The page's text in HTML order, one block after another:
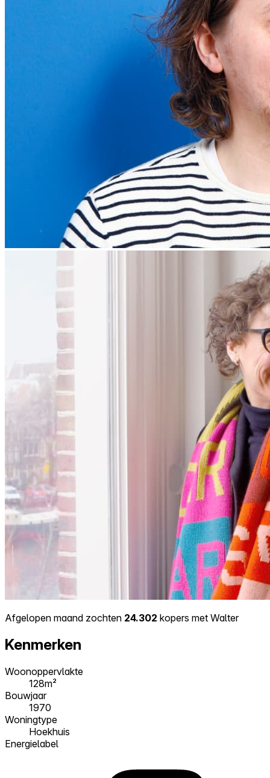
Afgelopen maand zochten 24.302 kopers met Walter
Kenmerken
Woonoppervlakte
128m²
Bouwjaar
1970
Woningtype
Hoekhuis
Energielabel